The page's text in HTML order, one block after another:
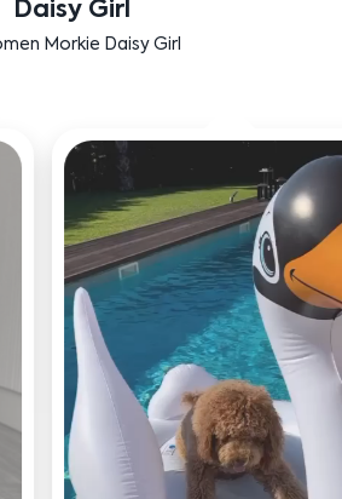
Bruno
Soral'ın dostu Bruno